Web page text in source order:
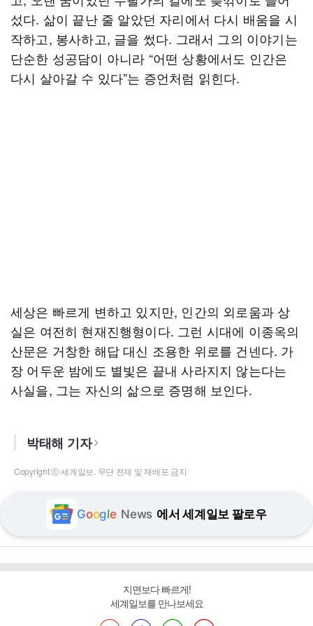
섰다. 삶이 끝난 줄 알았던 자리에서 다시 배움을 시
작하고, 봉사하고, 글을 썼다. 그래서 그의 이야기는
단순한 성공담이 아니라 “어떤 상황에서도 인간은
다시 살아갈 수 있다”는 증언처럼 읽힌다.
세상은 빠르게 변하고 있지만, 인간의 외로움과 상
실은 여전히 현재진행형이다. 그런 시대에 이종옥의
산문은 거창한 해답 대신 조용한 위로를 건넨다. 가
장 어두운 밤에도 별빛은 끝내 사라지지 않는다는
사실을, 그는 자신의 삶으로 증명해 보인다.
박태해 기자
Copyright ⓒ 세계일보. 무단 전재 및 재배포 금지
Google News 에서 세계일보 팔로우
지면보다 빠르게!
세계일보를 만나보세요